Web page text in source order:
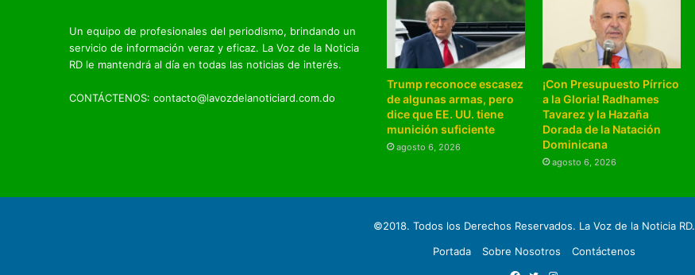
Un equipo de profesionales del periodismo, brindando un
servicio de información veraz y eficaz. La Voz de la Noticia
RD le mantendrá al día en todas las noticias de interés.
CONTÁCTENOS: contacto@lavozdelanoticiard.com.do
Trump reconoce escasez
de algunas armas, pero
dice que EE. UU. tiene
munición suficiente
agosto 6, 2026
¡Con Presupuesto Pírrico
a la Gloria! Radhames
Tavarez y la Hazaña
Dorada de la Natación
Dominicana
agosto 6, 2026
©2018. Todos los Derechos Reservados. La Voz de la Noticia RD.
Portada
Sobre Nosotros
Contáctenos